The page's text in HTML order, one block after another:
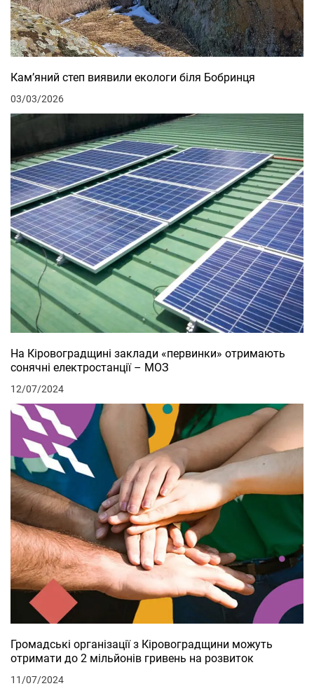
Кам’яний степ виявили екологи біля Бобринця
03/03/2026
На Кіровоградщині заклади «первинки» отримають
сонячні електростанції – МОЗ
12/07/2024
Громадські організації з Кіровоградщини можуть
отримати до 2 мільйонів гривень на розвиток
11/07/2024